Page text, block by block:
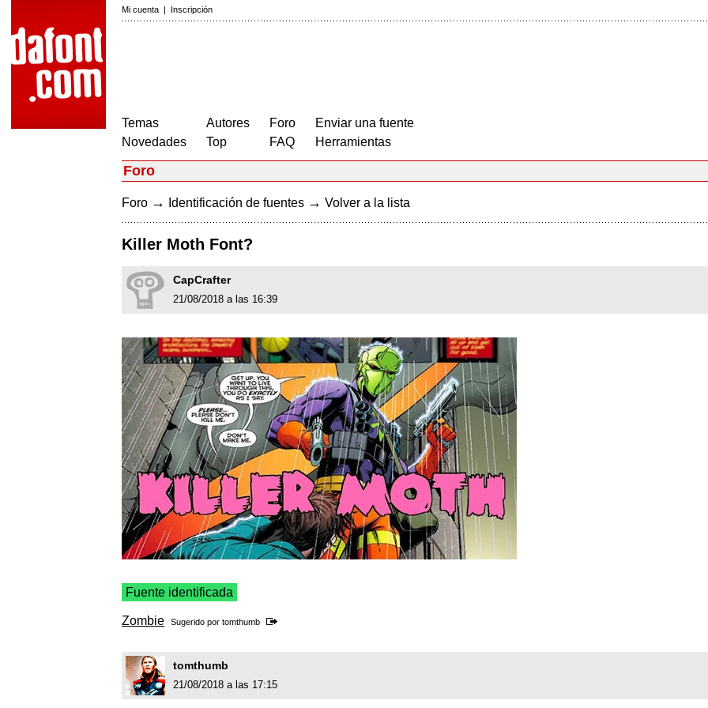
Mi cuenta | Inscripción
Temas
Novedades
Autores
Top
Foro
FAQ
Enviar una fuente
Herramientas
Foro
Foro → Identificación de fuentes → Volver a la lista
Killer Moth Font?
CapCrafter
21/08/2018 a las 16:39
Fuente identificada
Zombie Sugerido por tomthumb
tomthumb
21/08/2018 a las 17:15